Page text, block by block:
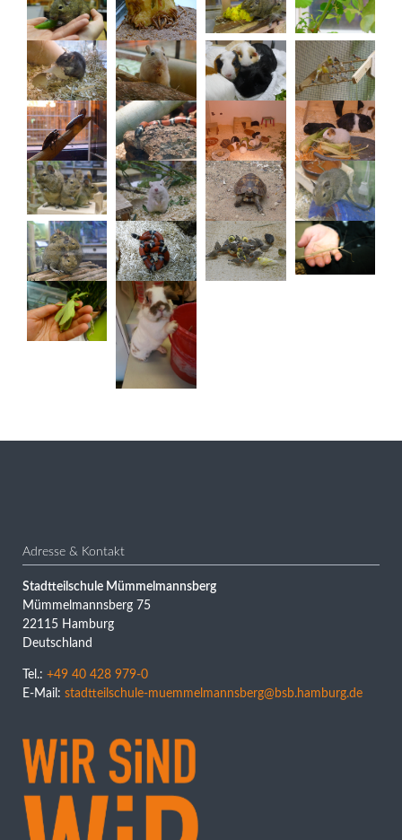
Adresse & Kontakt
Stadtteilschule Mümmelmannsberg
Mümmelmannsberg 75
22115 Hamburg
Deutschland
Tel.: +49 40 428 979-0
E-Mail: stadtteilschule-muemmelmannsberg@bsb.hamburg.de